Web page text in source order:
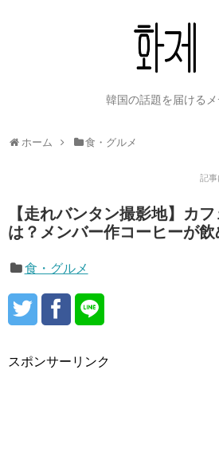
韓国の話題を届ける
ホーム 食・グルメ
記事
【走れバンタン撮影地】カ
は？メンバー作コーヒーが飲
食・グルメ
スポンサーリンク